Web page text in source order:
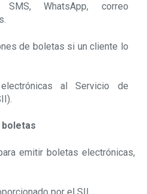
WhatsApp, correo
de boletas si un cliente lo
al Servicio de
emitir boletas electrónicas,